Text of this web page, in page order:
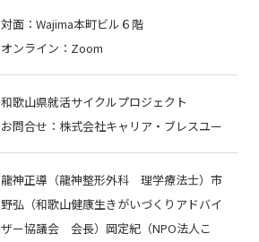
対面：Wajima本町ビル６階
オンライン：Zoom
和歌山県就活サイクルプロジェクト
お問合せ：株式会社キャリア・ブレスユー
龍神正導（龍神整形外科 理学療法士）市
野弘（和歌山健康生きがいづくりアドバイ
ザー協議会 会長）岡定紀（NPO法人こ